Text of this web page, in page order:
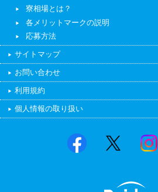
寮相場とは？
各メリットマークの説明
応募方法
サイトマップ
お問い合わせ
利用規約
個人情報の取り扱い